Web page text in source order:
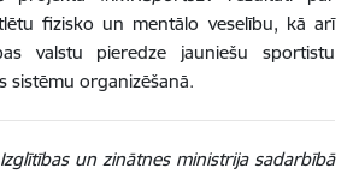
fizisko un mentālo veselību, kā arī
valstu pieredze jauniešu sportistu
sistēmu organizēšanā.
un zinātnes ministrija sadarbībā